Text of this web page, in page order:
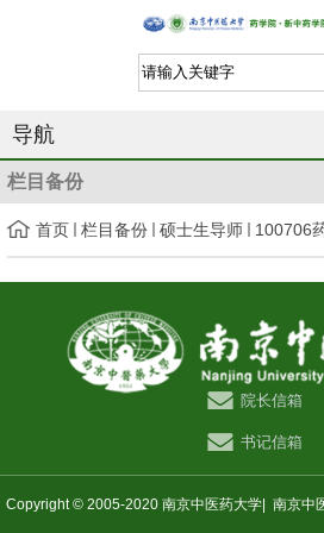
导航
栏目备份
首页 栏目备份 硕士生导师 100706
院长信箱
书记信箱
Copyright © 2005-2020 南京中医药大学| 南京中